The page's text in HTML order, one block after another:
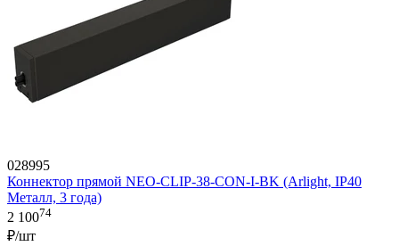
028995
Коннектор прямой NEO-CLIP-38-CON-I-BK (Arlight, IP40
Металл, 3 года)
2 10074
₽/шт